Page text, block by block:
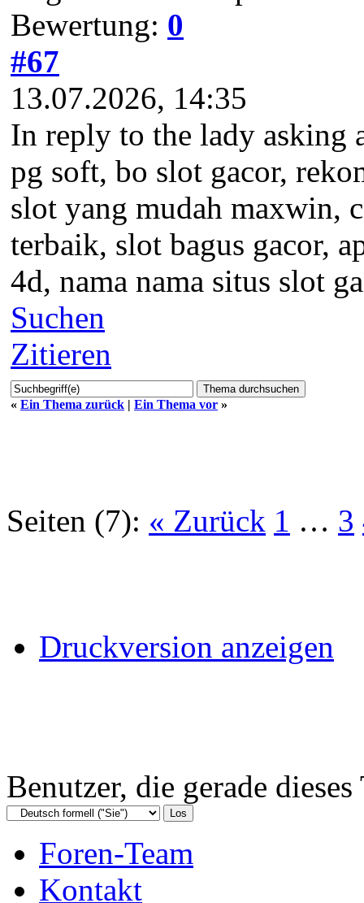
Bewertung: 0
#67
13.07.2026, 14:35
In reply to the lady asking
pg soft, bo slot gacor,
slot yang mudah maxwin,
terbaik, slot bagus gacor,
4d, nama nama situs slot
Suchen
Zitieren
« Ein Thema zurück | Ein Thema vor »
Seiten (7): « Zurück 1 … 3
Druckversion anzeigen
Benutzer, die gerade
Foren-Team
Kontakt